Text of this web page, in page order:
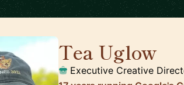
Tea Uglow
Executive Creative